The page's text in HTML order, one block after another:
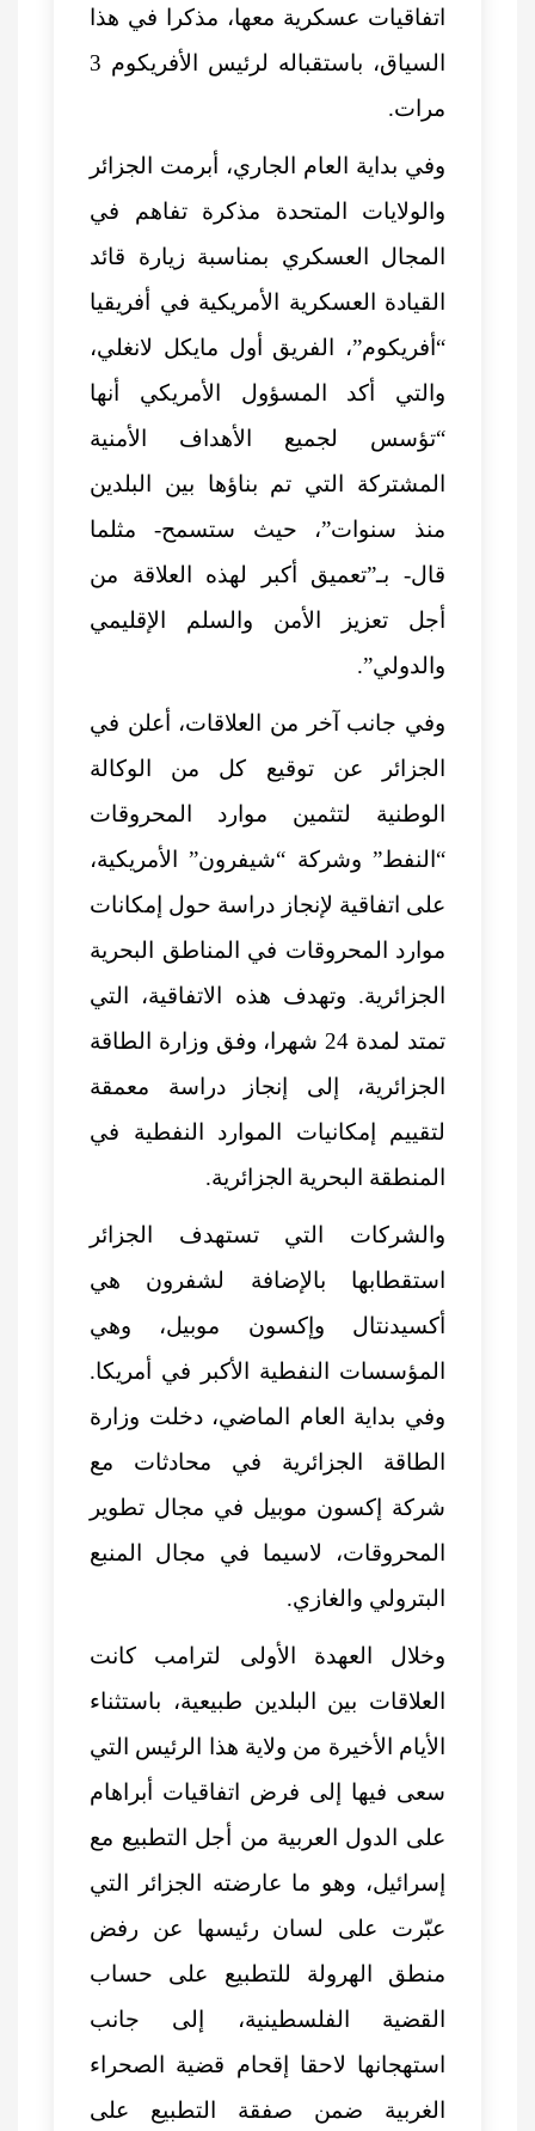
اتفاقيات عسكرية معها، مذكرا في هذا
السياق، باستقباله لرئيس الأفريكوم 3
مرات.
وفي بداية العام الجاري، أبرمت الجزائر
والولايات المتحدة مذكرة تفاهم في
المجال العسكري بمناسبة زيارة قائد
القيادة العسكرية الأمريكية في أفريقيا
“أفريكوم”، الفريق أول مايكل لانغلي،
والتي أكد المسؤول الأمريكي أنها
“تؤسس لجميع الأهداف الأمنية
المشتركة التي تم بناؤها بين البلدين
منذ سنوات”، حيث ستسمح- مثلما
قال- بـ”تعميق أكبر لهذه العلاقة من
أجل تعزيز الأمن والسلم الإقليمي
والدولي”.
وفي جانب آخر من العلاقات، أعلن في
الجزائر عن توقيع كل من الوكالة
الوطنية لتثمين موارد المحروقات
“النفط” وشركة “شيفرون” الأمريكية،
على اتفاقية لإنجاز دراسة حول إمكانات
موارد المحروقات في المناطق البحرية
الجزائرية. وتهدف هذه الاتفاقية، التي
تمتد لمدة 24 شهرا، وفق وزارة الطاقة
الجزائرية، إلى إنجاز دراسة معمقة
لتقييم إمكانيات الموارد النفطية في
المنطقة البحرية الجزائرية.
والشركات التي تستهدف الجزائر
استقطابها بالإضافة لشفرون هي
أكسيدنتال وإكسون موبيل، وهي
المؤسسات النفطية الأكبر في أمريكا.
وفي بداية العام الماضي، دخلت وزارة
الطاقة الجزائرية في محادثات مع
شركة إكسون موبيل في مجال تطوير
المحروقات، لاسيما في مجال المنبع
البترولي والغازي.
وخلال العهدة الأولى لترامب كانت
العلاقات بين البلدين طبيعية، باستثناء
الأيام الأخيرة من ولاية هذا الرئيس التي
سعى فيها إلى فرض اتفاقيات أبراهام
على الدول العربية من أجل التطبيع مع
إسرائيل، وهو ما عارضته الجزائر التي
عبّرت على لسان رئيسها عن رفض
منطق الهرولة للتطبيع على حساب
القضية الفلسطينية، إلى جانب
استهجانها لاحقا إقحام قضية الصحراء
الغربية ضمن صفقة التطبيع على